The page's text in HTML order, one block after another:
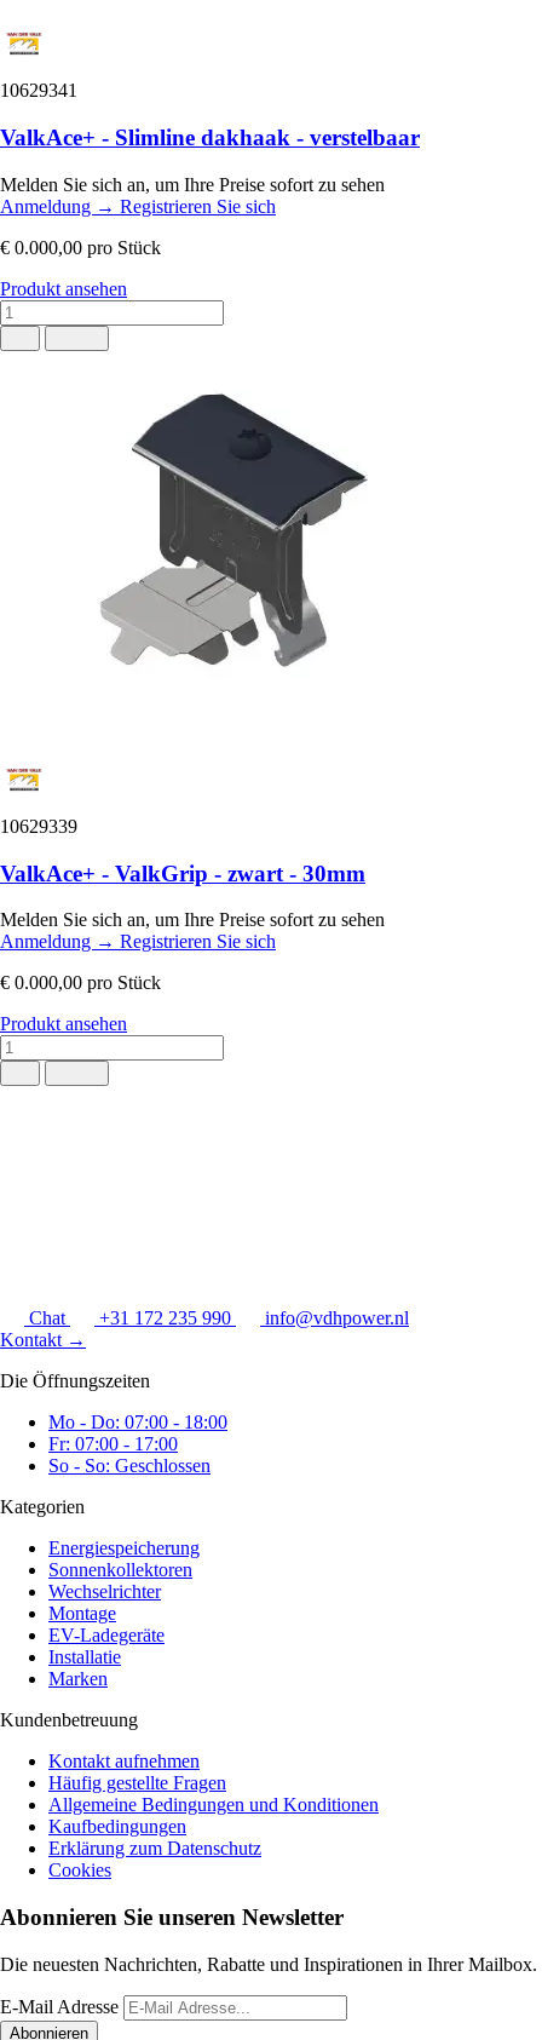
10629341
ValkAce+ - Slimline dakhaak - verstelbaar
Melden Sie sich an, um Ihre Preise sofort zu sehen
Anmeldung → Registrieren Sie sich
€ 0.000,00 pro Stück
Produkt ansehen
10629339
ValkAce+ - ValkGrip - zwart - 30mm
Melden Sie sich an, um Ihre Preise sofort zu sehen
Anmeldung → Registrieren Sie sich
€ 0.000,00 pro Stück
Produkt ansehen
Chat +31 172 235 990
info@vdhpower.nl
Kontakt →
Die Öffnungszeiten
Mo - Do: 07:00 - 18:00
Fr: 07:00 - 17:00
So - So: Geschlossen
Kategorien
Energiespeicherung
Sonnenkollektoren
Wechselrichter
Montage
EV-Ladegeräte
Installatie
Marken
Kundenbetreuung
Kontakt aufnehmen
Häufig gestellte Fragen
Allgemeine Bedingungen und Konditionen
Kaufbedingungen
Erklärung zum Datenschutz
Cookies
Abonnieren Sie unseren Newsletter
Die neuesten Nachrichten, Rabatte und Inspirationen in Ihrer Mailbox.
E-Mail Adresse
Abonnieren